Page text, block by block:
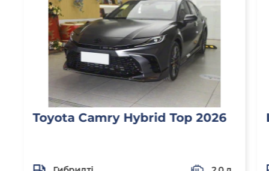
Toyota Camry Hybrid Top 2026